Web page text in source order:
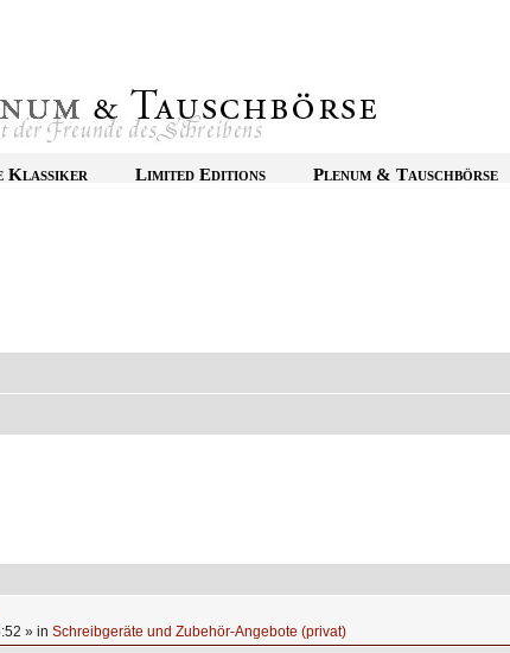
Klassiker Limited Editions Plenum & Tauschbörse
» in Schreibgeräte und Zubehör-Angebote (privat)